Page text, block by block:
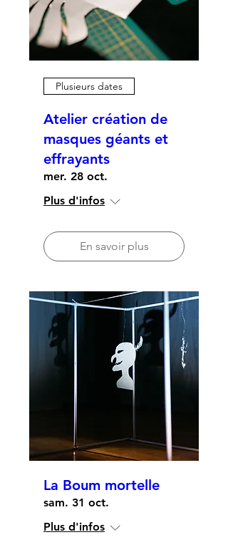
Plusieurs dates
Atelier création de
masques géants et
effrayants
mer. 28 oct.
Plus d'infos
En savoir plus
La Boum mortelle
sam. 31 oct.
Plus d'infos